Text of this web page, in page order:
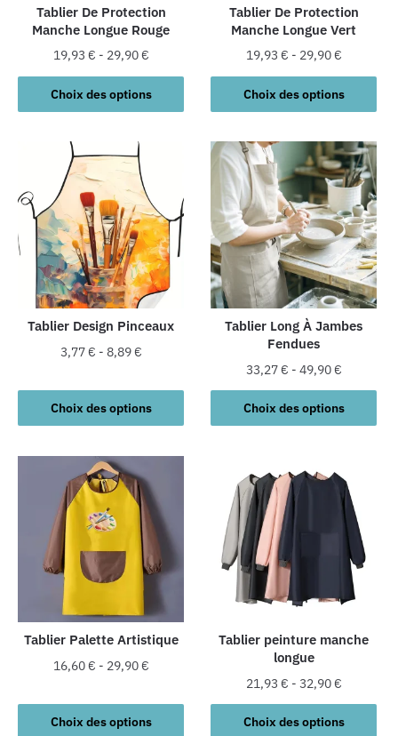
la
page
du
produit
la
page
du
produit
Tablier De Protection
Manche Longue Rouge
19,93 € - 29,90€
Choix des options
Ce
produit
plusieurs
variations.
Les
options
peuvent
être
choisies
sur
la
page
produit
Tablier De Protection
Manche Longue Vert
19,93 € - 29,90€
Choix des options
Ce
produit
plusieurs
variations.
Les
options
peuvent
être
choisies
sur
la
page
du
produit
Tablier Design Pinceaux
3,77€ - 8,89€
Choix des options
produit
a
variations.
Les
options
peuvent
être
choisies
la
page
du
Tablier Long À Jambes
Fendues
33,27€ - 49,90€
Choix des options
Ce
produit
plusieurs
variations.
Les
options
peuvent
choisies
la
page
du
produit
Tablier Palette Artistique
16,60€ - 29,90€
Choix des options
produit
Tablier peinture manche
longue
21,93 € - 32,90€
Choix des options
Ce